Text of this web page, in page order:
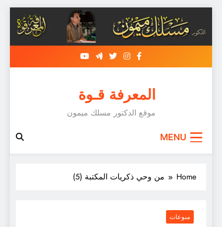
content
المعرفة قـوة
موقع الدكتور مسلك ميمون
MENU
Home من وحي ذكريات المكتبة (5)
منوعات